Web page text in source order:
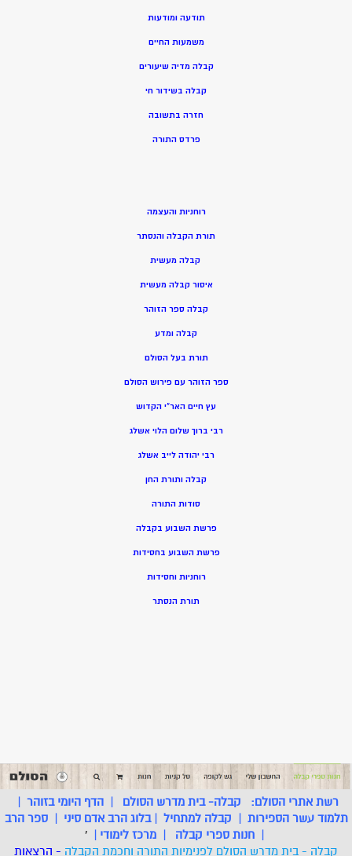
תודעה ומודעות
משמעות החיים
קבלה מדיה שיעורים
קבלה בשידור חי
חזרה בתשובה
פרדס התורה
רוחניות והעצמה
תורת הקבלה והנסתר
קבלה מעשית
איסור קבלה מעשית
קבלה ספר הזוהר
קבלה ומדע
תורת בעל הסולם
ספר הזוהר עם פירוש הסולם
עץ חיים האר”י הקדוש
רבי ברוך שלום הלוי אשלג
רבי יהודה לייב אשלג
קבלה ותורת החן
סודות התורה
פרשת השבוע בקבלה
פרשת השבוע בחסידות
רוחניות וחסידות
תורת הנסתר
רשת אתרי הסולם: קבלה- בית מדרש הסולם |הדף היומי בזוהר |
תלמוד עשר הספירות | קבלה למתחיל |בלוג הרב אדם סיני |ספר הרב
| חנות ספרי קבלה | מרכז לימודי |
'
קבלה - בית מדרש הסולם לפנימיות התורה וחכמת הקבלה - הרצאות